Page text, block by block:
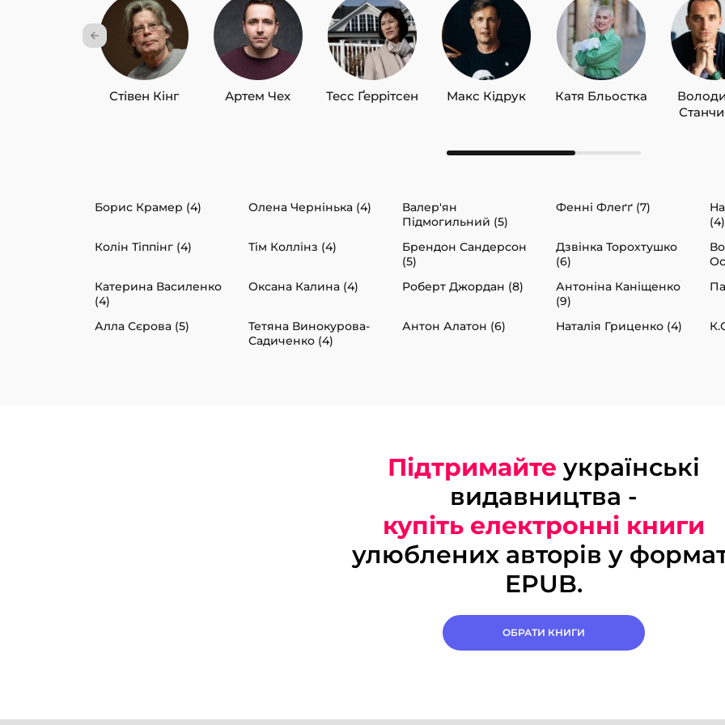
Стівен Кінг Артем Чех Тесс Ґеррітсен Макс Кідрук Катя Бльостка
Борис Крамер (4) Олена Чернінька (4)
Валер'ян
Підмогильний (5)
Фенні Флеґґ (7)
(4)
Колін Тіппінг (4)
Тім Коллінз (4)
Брендон Сандерсон
(5)
Дзвінка Торохтушко
(6)
Катерина Василенко
(4)
Оксана Калина (4) Роберт Джордан (8)
Антоніна Каніщенко
(9)
Алла Сєрова (5)
Тетяна Винокурова-
Садиченко (4)
Антон Алатон (6) Наталія Гриценко (4)
Підтримайте українські
видавництва -
купіть електронні книги
улюблених авторів у
EPUB.
ОБРАТИ КНИГИ